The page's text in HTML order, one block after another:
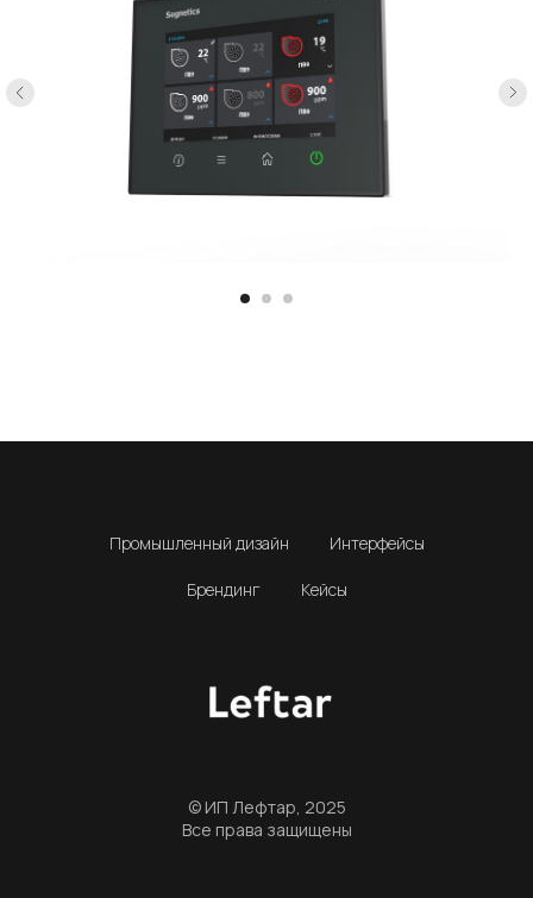
Промышленный дизайн Интерфейсы
Брендинг Кейсы
© ИП Лефтар, 2025
Все права защищены